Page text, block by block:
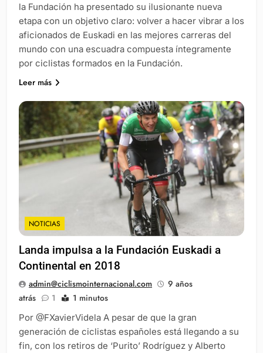
la Fundación ha presentado su ilusionante nueva
etapa con un objetivo claro: volver a hacer vibrar a los
aficionados de Euskadi en las mejores carreras del
mundo con una escuadra compuesta íntegramente
por ciclistas formados en la Fundación.
Leer más
NOTICIAS
Landa impulsa a la Fundación Euskadi a
Continental en 2018
admin@ciclismointernacional.com
9 años
atrás
1 1 minutos
Por @FXavierVidela A pesar de que la gran
generación de ciclistas españoles está llegando a su
fin, con los retiros de ‘Purito’ Rodríguez y Alberto